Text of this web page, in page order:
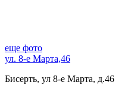
еще фото
ул. 8-е Марта,46
Бисерть, ул 8-е Марта, д.46